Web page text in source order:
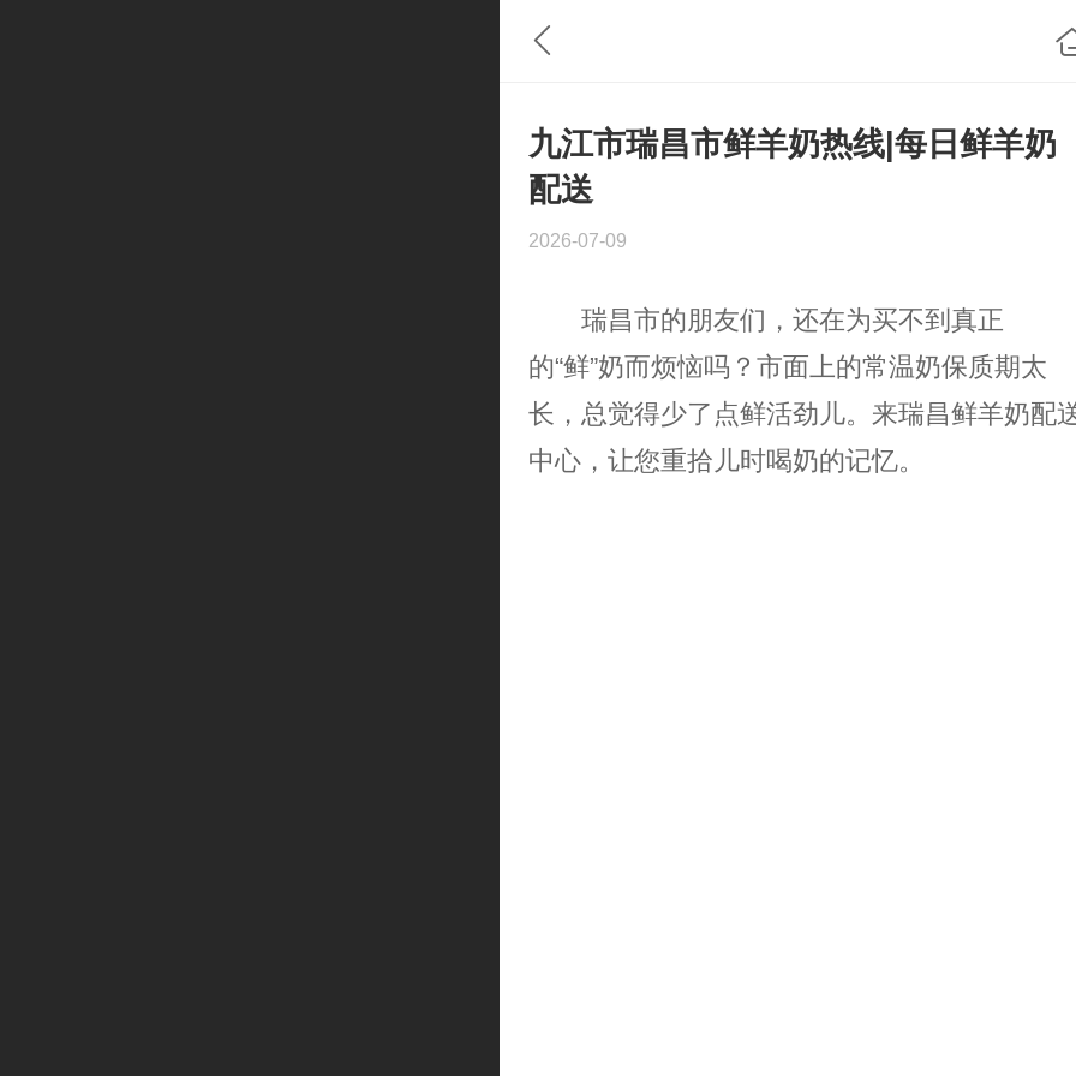
九江市瑞昌市鲜羊奶热线|每日鲜羊奶
配送
2026-07-09
瑞昌市的朋友们，还在为买不到真正
的“鲜”奶而烦恼吗？市面上的常温奶保质期太
长，总觉得少了点鲜活劲儿。来瑞昌鲜羊奶配
中心，让您重拾儿时喝奶的记忆。